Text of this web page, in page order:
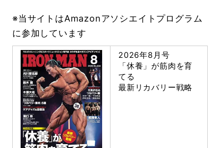
※当サイトはAmazonアソシエイトプログラム
に参加しています
2026年8月号
「休養」が筋肉を育
てる
最新リカバリー戦略